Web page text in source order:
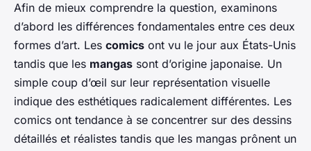
Afin de mieux comprendre la question, examinons
d’abord les différences fondamentales entre ces deux
formes d’art. Les comics ont vu le jour aux États-Unis
tandis que les mangas sont d’origine japonaise. Un
simple coup d’œil sur leur représentation visuelle
indique des esthétiques radicalement différentes. Les
comics ont tendance à se concentrer sur des dessins
détaillés et réalistes tandis que les mangas prônent un